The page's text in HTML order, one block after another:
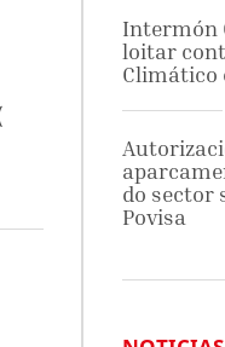
Intermón
loitar
Climático
do sector
Povisa